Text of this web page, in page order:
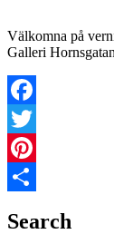
Välkomna på
Galleri
Facebook
Twitter
Pinterest
Search